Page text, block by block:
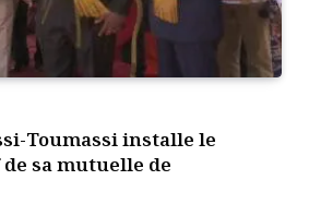
Toumassi installe le
sa mutuelle de